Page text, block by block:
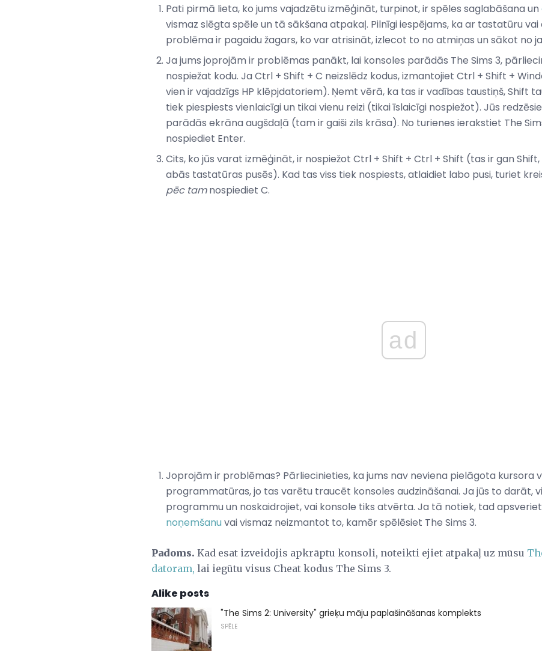
Pati pirmā lieta, ko jums vajadzētu izmēģināt, turpinot, ir spēles saglabāšana un
vismaz slēgta spēle un tā sākšana atpakaļ. Pilnīgi iespējams, ka ar tastatūru
problēma ir pagaidu žagars, ko var atrisināt, izlecot to no atmiņas un sākot no
Ja jums joprojām ir problēmas panākt, lai konsoles parādās The Sims 3,
nospiežat kodu. Ja Ctrl + Shift + C neizslēdz kodus, izmantojiet Ctrl + Shift +
vien ir vajadzīgs HP klēpjdatoriem). Ņemt vērā, ka tas ir vadības taustiņš, Shift
tiek piespiests vienlaicīgi un tikai vienu reizi (tikai īslaicīgi nospiežot). Jūs
parādās ekrāna augšdaļā (tam ir gaiši zils krāsa). No turienes ierakstiet The
nospiediet Enter.
Cits, ko jūs varat izmēģināt, ir nospiežot Ctrl + Shift + Ctrl + Shift (tas ir gan
abās tastatūras pusēs). Kad tas viss tiek nospiests, atlaidiet labo pusi, turiet
pēc tamnospiediet C.
ad
Joprojām ir problēmas? Pārliecinieties, ka jums nav neviena pielāgota kursora
programmatūras, jo tas varētu traucēt konsoles audzināšanai. Ja jūs to darāt,
programmu un noskaidrojiet, vai konsole tiks atvērta. Ja tā notiek, tad apsveriet
noņemšanuvai vismaz neizmantot to, kamēr spēlēsiet The Sims 3.
Padoms. Kad esat izveidojis apkrāptu konsoli, noteikti ejiet atpakaļ uz mūsu
datoram, lai iegūtu visus Cheat kodus The Sims 3.
Alike posts
"The Sims 2: University" grieķu māju paplašināšanas komplekts
SPĒLE